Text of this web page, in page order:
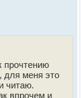
прочтению
для меня это
читаю.
впрочем и